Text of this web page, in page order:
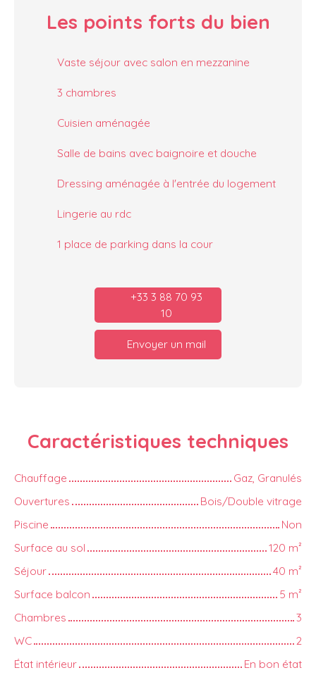
Les points forts du bien
Vaste séjour avec salon en mezzanine
3 chambres
Cuisien aménagée
Salle de bains avec baignoire et douche
Dressing aménagée à l'entrée du logement
Lingerie au rdc
1 place de parking dans la cour
+33 3 88 70 93
10
Envoyer un mail
Caractéristiques techniques
Chauffage
Gaz, Granulés
Ouvertures
Bois/Double vitrage
Piscine
Non
Surface au sol
120 m²
Séjour
40 m²
Surface balcon
5 m²
Chambres
3
WC
2
État intérieur
En bon état